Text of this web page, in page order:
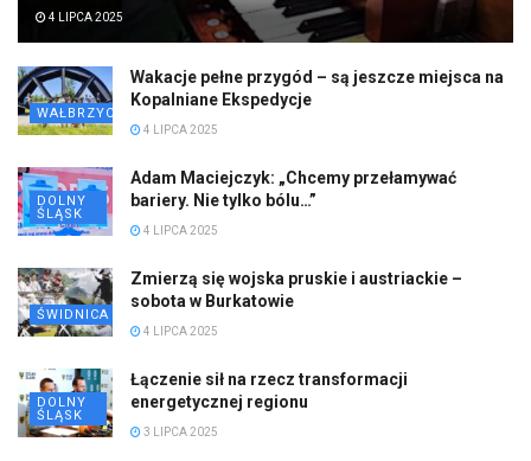
4 LIPCA 2025
WAŁBRZYCH
Wakacje pełne przygód – są jeszcze miejsca na
Kopalniane Ekspedycje
4 LIPCA 2025
DOLNY
ŚLĄSK
Adam Maciejczyk: „Chcemy przełamywać
bariery. Nie tylko bólu…”
4 LIPCA 2025
ŚWIDNICA
Zmierzą się wojska pruskie i austriackie –
sobota w Burkatowie
4 LIPCA 2025
DOLNY
ŚLĄSK
Łączenie sił na rzecz transformacji
energetycznej regionu
3 LIPCA 2025